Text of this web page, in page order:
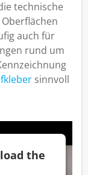
technische
auch für
rund um
sinnvoll
the